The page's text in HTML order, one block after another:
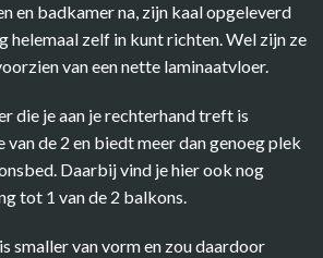
en badkamer na, zijn kaal opgeleverd
helemaal zelf in kunt richten. Wel zijn ze
van een nette laminaatvloer.
die je aan je rechterhand treft is
de 2 en biedt meer dan genoeg plek
Daarbij vind je hier ook nog
tot 1 van de 2 balkons.
smaller van vorm en zou daardoor